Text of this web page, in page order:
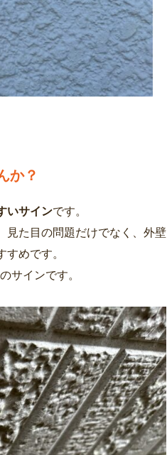
か？
いサインです。
見た目の問題だけでなく、外壁
めです。
サインです。